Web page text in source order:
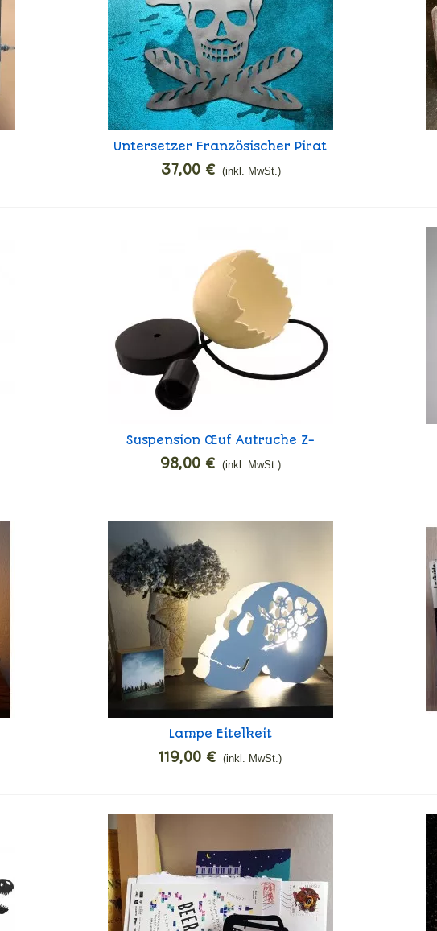
In den Warenkorb
Untersetzer Französischer Pirat
37,00 € (inkl. MwSt.)
In den Warenkorb
Suspension Œuf Autruche Z-
EGGS
98,00 € (inkl. MwSt.)
In den Warenkorb
Lampe Eitelkeit
119,00 € (inkl. MwSt.)